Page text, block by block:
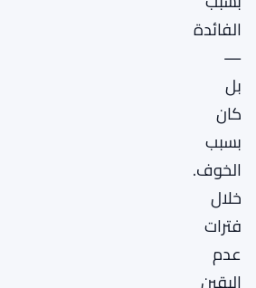
الفائدة
—
بل
كان
بسبب
الخوف.
خلال
فترات
عدم
اليقين